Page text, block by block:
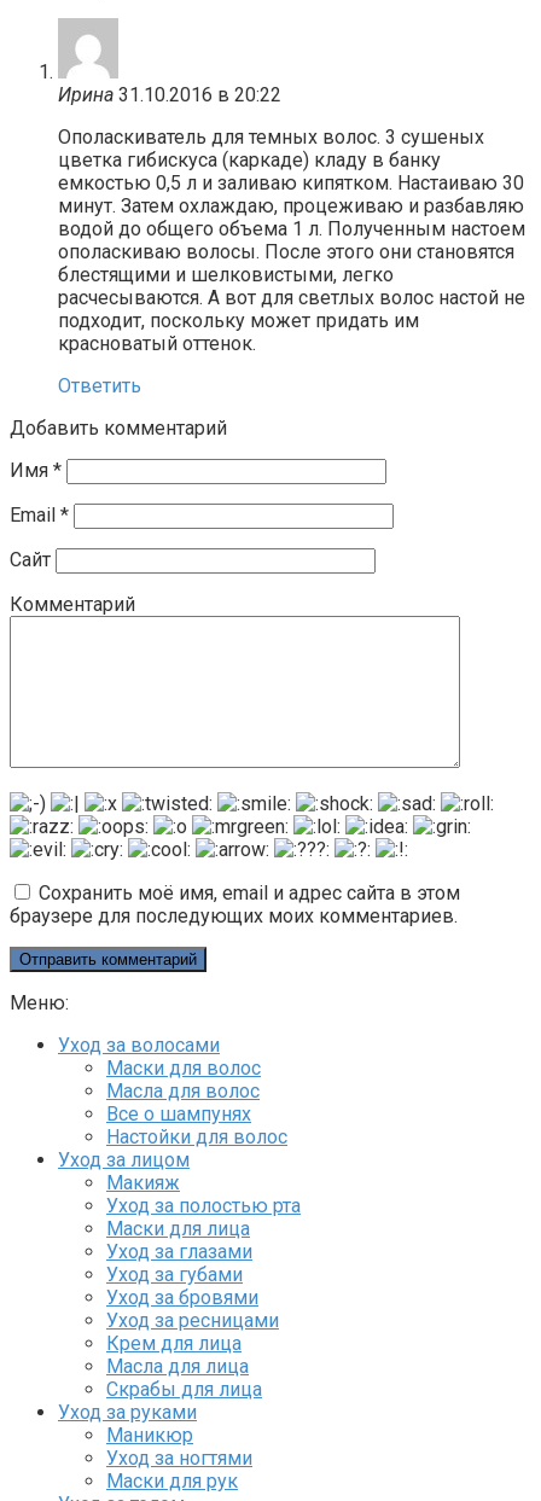
Ирина 31.10.2016 в 20:22
Ополаскиватель для темных волос. 3 сушеных
цветка гибискуса (каркаде) кладу в банку
емкостью 0,5 л и заливаю кипятком. Настаиваю 30
минут. Затем охлаждаю, процеживаю и разбавляю
водой до общего объема 1 л. Полученным настоем
ополаскиваю волосы. После этого они становятся
блестящими и шелковистыми, легко
расчесываются. А вот для светлых волос настой не
подходит, поскольку может придать им
красноватый оттенок.
Ответить
Добавить комментарий
Имя *
Email *
Сайт
Комментарий
Сохранить моё имя, email и адрес сайта в этом
браузере для последующих моих комментариев.
Меню:
Уход за волосами
Маски для волос
Масла для волос
Все о шампунях
Настойки для волос
Уход за лицом
Макияж
Уход за полостью рта
Маски для лица
Уход за глазами
Уход за губами
Уход за бровями
Уход за ресницами
Крем для лица
Масла для лица
Скрабы для лица
Уход за руками
Маникюр
Уход за ногтями
Маски для рук